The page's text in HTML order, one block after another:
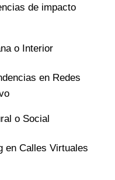
de impacto
o Interior
en Redes
o Social
en Calles Virtuales